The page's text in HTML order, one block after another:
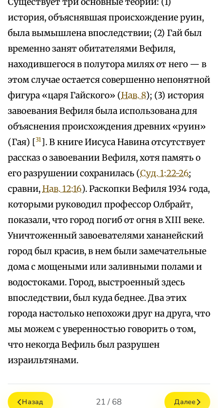
история, объяснявшая происхождение руин,
была вымышлена впоследствии; (2) Гай был
временно занят обитателями Вефиля,
находившегося в полутора милях от него — в
этом случае остается совершенно непонятной
фигура «царя Гайского» (Нав. 8); (3) история
завоевания Вефиля была использована для
объяснения происхождения древних «руин»
(Гая) [31]. В книге Иисуса Навина отсутствует
рассказ о завоевании Вефиля, хотя память о
его разрушении сохранилась (Суд. 1:22-26;
сравни,Нав. 12:16). Раскопки Вефиля 1934 года,
которыми руководил профессор Олбрайт,
показали, что город погиб от огня в XIII веке.
Уничтоженный завоевателями хананейский
город был красив, в нем были замечательные
дома с мощеными или заливными полами и
водостоками. Город, выстроенный здесь
впоследствии, был куда беднее. Два этих
города настолько непохожи друг на друга, что
мы можем с уверенностью говорить о том,
что некогда Вефиль был разрушен
израильтянами.
Назад 21 / 68 Далее